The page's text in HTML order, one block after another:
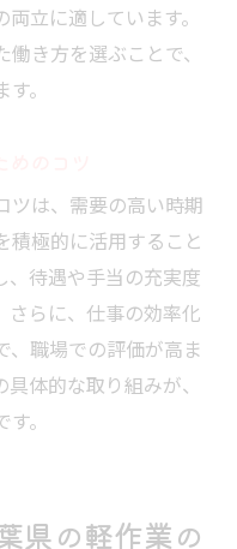
立に適しています。
き方を選ぶことで、
。
ツは、需要の高い時期
積極的に活用すること
、待遇や手当の充実度
さらに、仕事の効率化
、職場での評価が高ま
体的な取り組みが、
。
県の軽作業の